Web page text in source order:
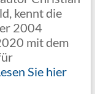
kennt die
2004
mit dem
Sie hier